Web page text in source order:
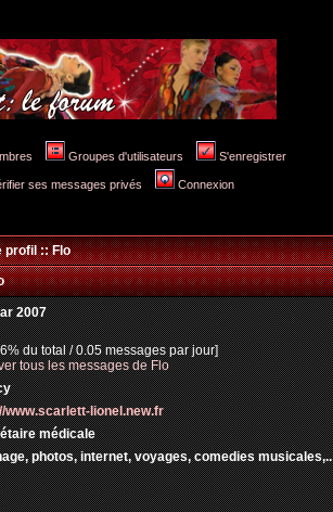
Groupes d'utilisateurs S'enregistrer
ses messages privés Connexion
profil :: Flo
2007
du total / 0.05 messages par jour]
tous les messages de Flo
www.scarlett-lionel.new.fr
médicale
photos, internet, voyages, comedies musicales,..